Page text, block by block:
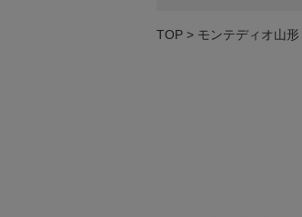
TOP モンテディオ山形